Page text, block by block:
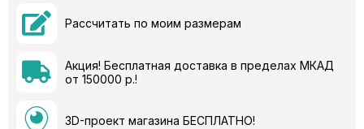
Рассчитать по моим размерам
Акция! Бесплатная доставка в пределах МКАД
от 150000 р.!
3D-проект магазина БЕСПЛАТНО!